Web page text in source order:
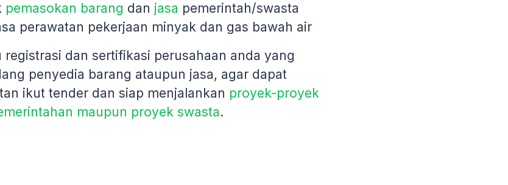
pemasokan barang dan jasa pemerintah/swasta
perawatan pekerjaan minyak dan gas bawah air
registrasi dan sertifikasi perusahaan anda yang
penyedia barang ataupun jasa, agar dapat
ikut tender dan siap menjalankan proyek-proyek
maupun proyek swasta.